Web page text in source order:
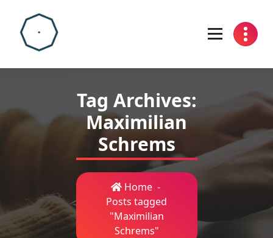
content
Tag Archives:
Maximilian
Schrems
Home-
Posts tagged
"Maximilian
Schrems"